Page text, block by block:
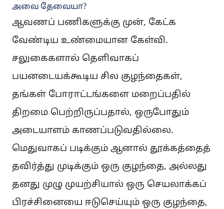
அவை தேவையா?
ஆவணப் பணிகளுக்கு முன், கேட்க
வேண்டிய உண்மையான கேள்வி.
சலுகைகளால் தெளிவாகப்
பயனடையக்கூடிய சில குழந்தைகள்,
தங்கள் போராட்டங்களை மறைப்பதில்
திறமை பெற்றிருப்பதால், ஒருபோதும்
அடையாளம் காணப்படுவதில்லை.
மெதுவாகப் படிக்கும் ஆனால் தூக்கத்தைத்
தவிர்த்து முடிக்கும் ஒரு குழந்தை, அல்லது
தனது முழு முயற்சியால் ஒரு செயலாக்கப்
பிரச்சினையை ஈடுசெய்யும் ஒரு குழந்தை,